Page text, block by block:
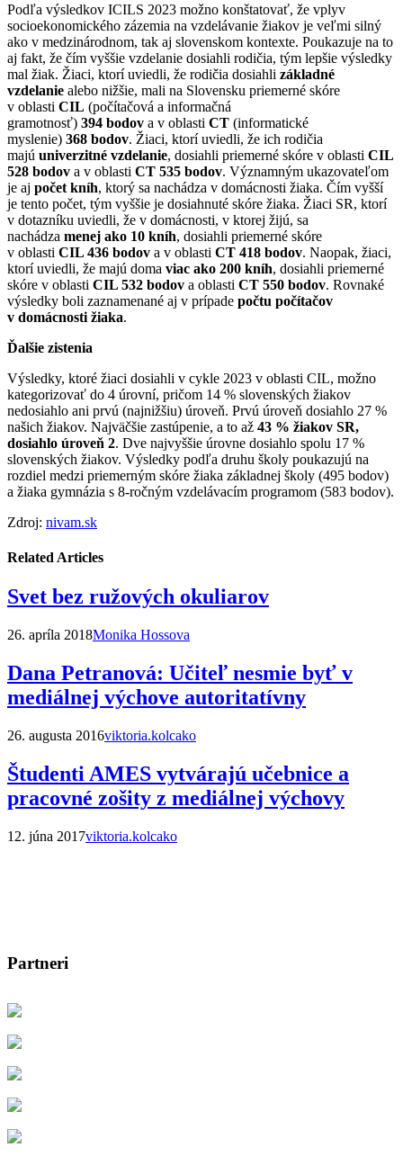
Podľa výsledkov ICILS 2023 možno konštatovať, že vplyv
socioekonomického zázemia na vzdelávanie žiakov je veľmi silný
ako v medzinárodnom, tak aj slovenskom kontexte. Poukazuje na to
aj fakt, že čím vyššie vzdelanie dosiahli rodičia, tým lepšie výsledky
mal žiak. Žiaci, ktorí uviedli, že rodičia dosiahli základné
vzdelanie alebo nižšie, mali na Slovensku priemerné skóre
v oblasti CIL (počítačová a informačná
gramotnosť) 394 bodov a v oblasti CT (informatické
myslenie) 368 bodov. Žiaci, ktorí uviedli, že ich rodičia
majú univerzitné vzdelanie, dosiahli priemerné skóre v oblasti CIL
528 bodov a v oblasti CT 535 bodov. Významným ukazovateľom
je aj počet kníh, ktorý sa nachádza v domácnosti žiaka. Čím vyšší
je tento počet, tým vyššie je dosiahnuté skóre žiaka. Žiaci SR, ktorí
v dotazníku uviedli, že v domácnosti, v ktorej žijú, sa
nachádza menej ako 10 kníh, dosiahli priemerné skóre
v oblasti CIL 436 bodov a v oblasti CT 418 bodov. Naopak, žiaci,
ktorí uviedli, že majú doma viac ako 200 kníh, dosiahli priemerné
skóre v oblasti CIL 532 bodov a oblasti CT 550 bodov. Rovnaké
výsledky boli zaznamenané aj v prípade počtu počítačov
v domácnosti žiaka.
Ďalšie zistenia
Výsledky, ktoré žiaci dosiahli v cykle 2023 v oblasti CIL, možno
kategorizovať do 4 úrovní, pričom 14 % slovenských žiakov
nedosiahlo ani prvú (najnižšiu) úroveň. Prvú úroveň dosiahlo 27 %
našich žiakov. Najväčšie zastúpenie, a to až 43 % žiakov SR,
dosiahlo úroveň 2. Dve najvyššie úrovne dosiahlo spolu 17 %
slovenských žiakov. Výsledky podľa druhu školy poukazujú na
rozdiel medzi priemerným skóre žiaka základnej školy (495 bodov)
a žiaka gymnázia s 8-ročným vzdelávacím programom (583 bodov).
Zdroj: nivam.sk
Related Articles
Svet bez ružových okuliarov
26. apríla 2018Monika Hossova
Dana Petranová: Učiteľ nesmie byť v
mediálnej výchove autoritatívny
26. augusta 2016viktoria.kolcako
Študenti AMES vytvárajú učebnice a
pracovné zošity z mediálnej výchovy
12. júna 2017viktoria.kolcako
Partneri